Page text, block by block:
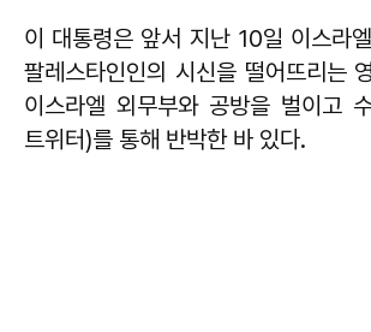
이 대통령은 앞서 지난 10일 이스라
팔레스타인인의 시신을 떨어뜨리는
이스라엘 외무부와 공방을 벌이고
트위터)를 통해 반박한 바 있다.